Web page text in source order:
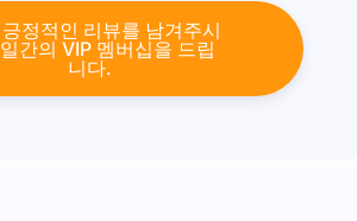
정적인 리뷰를 남겨주시
간의 VIP 멤버십을 드립
니다.